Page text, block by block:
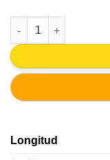
PERCHA PARED
Longitud